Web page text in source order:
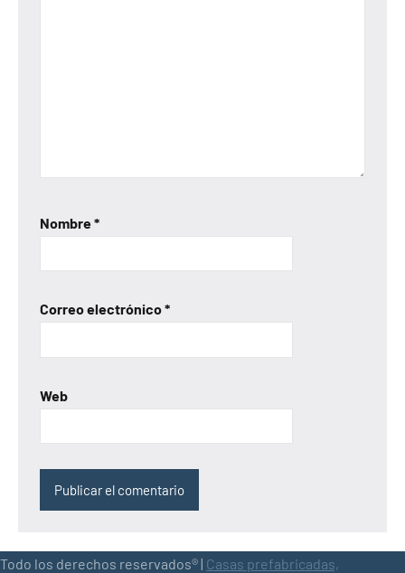
Nombre*
Correo electrónico*
Web
Todo los derechos reservados® | Casas prefabricadas,